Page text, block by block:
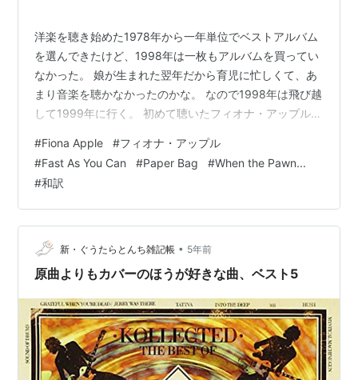
洋楽を聴き始めた1978年から一年単位でベストアルバム
を選んできたけど、1998年は一枚もアルバムを買ってい
なかった。 娘が生まれた翌年だから育児に忙しくて、あ
まり音楽を聴かなかったのかな。 なので1998年は飛び越
して1999年に行く。 初めて聴いたフィオナ・アップルの
た。 貫禄のあるボーカルだったからプロモビデオを見た
ら意外だった。 まだ十代のフィオナは複数の男とセック
スした前後の下着姿や半裸、酒の空き瓶、大きなクマを
つくりやせこけた身体はクスリの乱用をほのめかす。 な
んでこんな売り方をするんだろう？ こんなのを10代の若
者達がカッコイイと…
#Fiona Apple #フィオナ・アップル
#Fast As You Can #Paper Bag #When the Pawn...
#和訳
新・ぐうたらとんち雑記帳 • 5年前
原曲よりもカバーのほうが好きな曲、ベスト5